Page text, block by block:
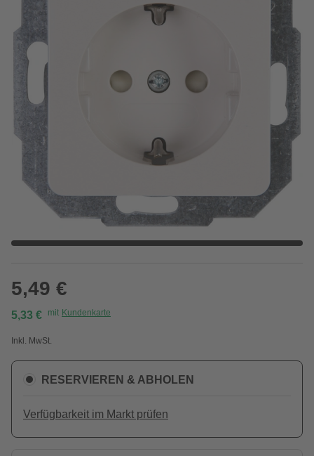
5,49 €
5,33 € mit Kundenkarte
Inkl. MwSt.
RESERVIEREN & ABHOLEN
Verfügbarkeit im Markt prüfen